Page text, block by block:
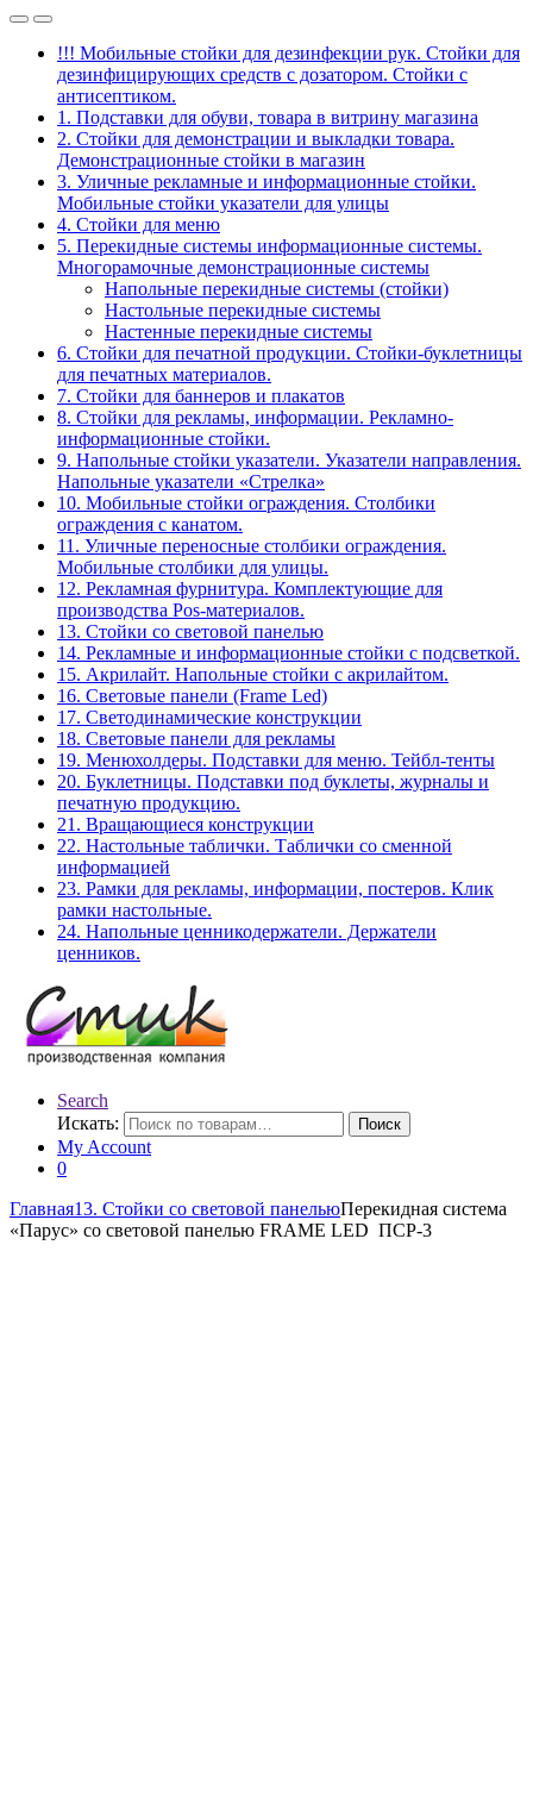
!!! Мобильные стойки для дезинфекции рук. Стойки для
дезинфицирующих средств с дозатором. Стойки с
антисептиком.
1. Подставки для обуви, товара в витрину магазина
2. Стойки для демонстрации и выкладки товара.
Демонстрационные стойки в магазин
3. Уличные рекламные и информационные стойки.
Мобильные стойки указатели для улицы
4. Стойки для меню
5. Перекидные системы информационные системы.
Многорамочные демонстрационные системы
Напольные перекидные системы (стойки)
Настольные перекидные системы
Настенные перекидные системы
6. Стойки для печатной продукции. Стойки-буклетницы
для печатных материалов.
7. Стойки для баннеров и плакатов
8. Стойки для рекламы, информации. Рекламно-
информационные стойки.
9. Напольные стойки указатели. Указатели направления.
Напольные указатели «Стрелка»
10. Мобильные стойки ограждения. Столбики
ограждения с канатом.
11. Уличные переносные столбики ограждения.
Мобильные столбики для улицы.
12. Рекламная фурнитура. Комплектующие для
производства Pos-материалов.
13. Стойки со световой панелью
14. Рекламные и информационные стойки с подсветкой.
15. Акрилайт. Напольные стойки с акрилайтом.
16. Световые панели (Frame Led)
17. Светодинамические конструкции
18. Световые панели для рекламы
19. Менюхолдеры. Подставки для меню. Тейбл-тенты
20. Буклетницы. Подставки под буклеты, журналы и
печатную продукцию.
21. Вращающиеся конструкции
22. Настольные таблички. Таблички со сменной
информацией
23. Рамки для рекламы, информации, постеров. Клик
рамки настольные.
24. Напольные ценникодержатели. Держатели
ценников.
Search
Искать:
Поиск
My Account
0
Главная13. Стойки со световой панельюПерекидная система
«Парус» со световой панелью FRAME LED ПСР-3